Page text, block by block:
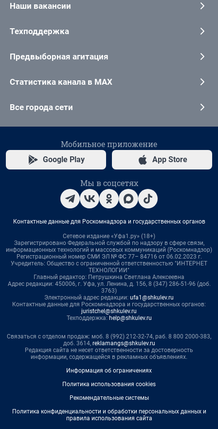
Наши вакансии
Техподдержка
Предвыборная агитация
Статистика канала в MAX
Все города сети
Мобильное приложение
Google Play App Store
Мы в соцсетях
Контактные данные для Роскомнадзора и государственных органов
Сетевое издание «Уфа1.ру» (18+)
Зарегистрировано Федеральной службой по надзору в сфере связи,
информационных технологий и массовых коммуникаций (Роскомнадзор)
Регистрационный номер СМИ ЭЛ № ФС 77– 84716 от 06.02.2023 г.
Учредитель: Общество с ограниченной ответственностью "ИНТЕРНЕТ
ТЕХНОЛОГИИ"
Главный редактор: Петрушкина Светлана Алексеевна
Адрес редакции: 450006, г. Уфа, ул. Ленина, д. 156, 8 (347) 286-51-96 (доб.
3763)
Электронный адрес редакции: ufa1@shkulev.ru
Контактные данные для Роскомнадзора и государственных органов:
juristchel@shkulev.ru
Техподдержка: help@shkulev.ru
Связаться с отделом продаж: моб. 8 (992) 212-32-74, раб. 8 800 2000-383,
доб. 3614, reklamangs@shkulev.ru
Редакция сайта не несет ответственности за достоверность
информации, содержащейся в рекламных объявлениях.
Информация об ограничениях
Политика использования cookies
Рекомендательные системы
Политика конфиденциальности и обработки персональных данных и
правила использования сайта